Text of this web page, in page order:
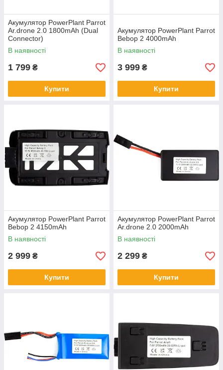
Акумулятор PowerPlant Parrot
Ar.drone 2.0 1800mAh (Dual
Connector)
В наявності
1 799 ₴
Купити
Акумулятор PowerPlant Parrot
Bebop 2 4000mAh
В наявності
3 999 ₴
Купити
Акумулятор PowerPlant Parrot
Bebop 2 4150mAh
В наявності
2 999 ₴
Купити
Акумулятор PowerPlant Parrot
Ar.drone 2.0 2000mAh
В наявності
2 299 ₴
Купити